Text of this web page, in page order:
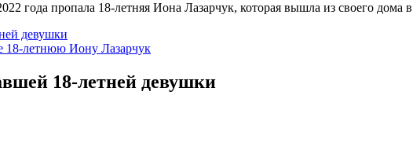
года пропала 18-летняя Иона Лазарчук, которая вышла из своего
девушки
18-летнюю Иону Лазарчук
18-летней девушки